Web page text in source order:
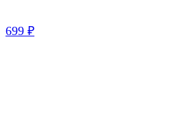
699 ₽